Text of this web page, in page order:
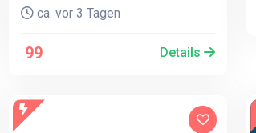
ca. vor 3 Tagen
99 Details